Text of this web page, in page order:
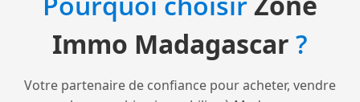
Immo Madagascar ?
Votre partenaire de confiance pour acheter, vendre